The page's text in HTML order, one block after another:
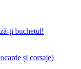
ți buchetul!
și corsaje)